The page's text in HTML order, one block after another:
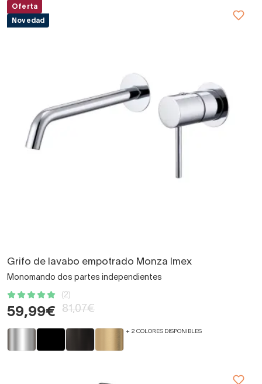
Oferta
Novedad
Grifo de lavabo empotrado Monza Imex
Monomando dos partes independientes
(2)
59,99€ 81,07€
+ 2 COLORES DISPONIBLES